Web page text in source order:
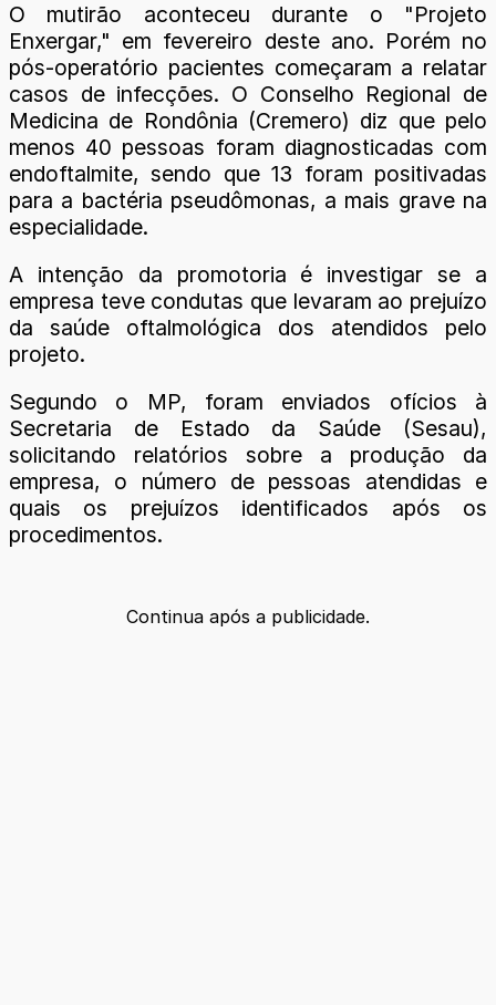
O mutirão aconteceu durante o "Projeto
Enxergar," em fevereiro deste ano. Porém no
pós-operatório pacientes começaram a relatar
casos de infecções. O Conselho Regional de
Medicina de Rondônia (Cremero) diz que pelo
menos 40 pessoas foram diagnosticadas com
endoftalmite, sendo que 13 foram positivadas
para a bactéria pseudômonas, a mais grave na
especialidade.
A intenção da promotoria é investigar se a
empresa teve condutas que levaram ao prejuízo
da saúde oftalmológica dos atendidos pelo
projeto.
Segundo o MP, foram enviados ofícios à
Secretaria de Estado da Saúde (Sesau),
solicitando relatórios sobre a produção da
empresa, o número de pessoas atendidas e
quais os prejuízos identificados após os
procedimentos.
Continua após a publicidade.